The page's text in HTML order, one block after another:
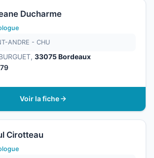
Ducharme
ANDRE - CHU
33075 Bordeaux
Voir la fiche
Cirotteau